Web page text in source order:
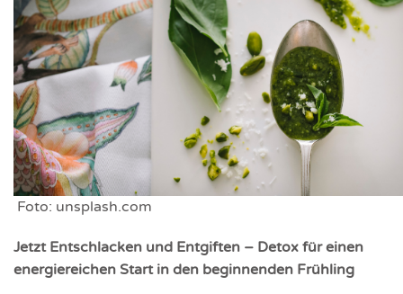
Foto: unsplash.com
Jetzt Entschlacken und Entgiften – Detox für einen
energiereichen Start in den beginnenden Frühling